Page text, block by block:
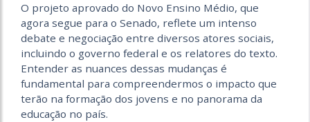
O projeto aprovado do Novo Ensino Médio, que
agora segue para o Senado, reflete um intenso
debate e negociação entre diversos atores sociais,
incluindo o governo federal e os relatores do texto.
Entender as nuances dessas mudanças é
fundamental para compreendermos o impacto que
terão na formação dos jovens e no panorama da
educação no país.